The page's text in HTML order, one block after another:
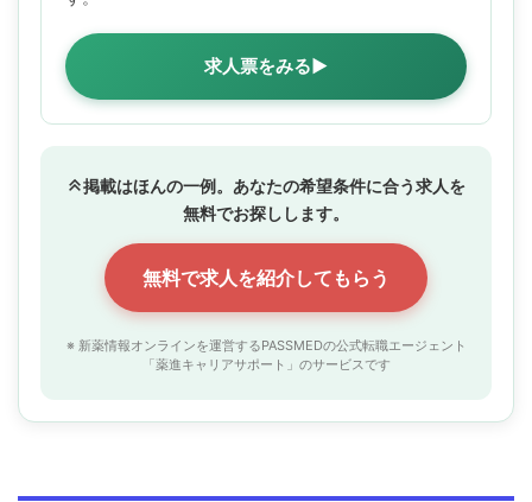
求人票をみる▶
掲載はほんの一例。あなたの希望条件に合う求人を
無料でお探しします。
無料で求人を紹介してもらう
※ 新薬情報オンラインを運営するPASSMEDの公式転職エージェント
「薬進キャリアサポート」のサービスです